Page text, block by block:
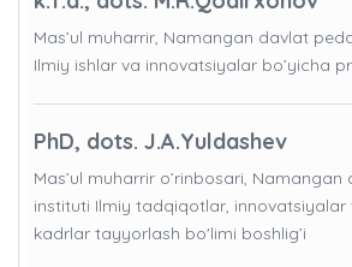
Mas’ul muharrir, Namangan davlat
Ilmiy ishlar va innovatsiyalar bo’yicha
PhD, dots. J.A.Yuldashev
Mas’ul muharrir o’rinbosari,
instituti Ilmiy tadqiqotlar,
kadrlar tayyorlash bo'limi boshlig’i